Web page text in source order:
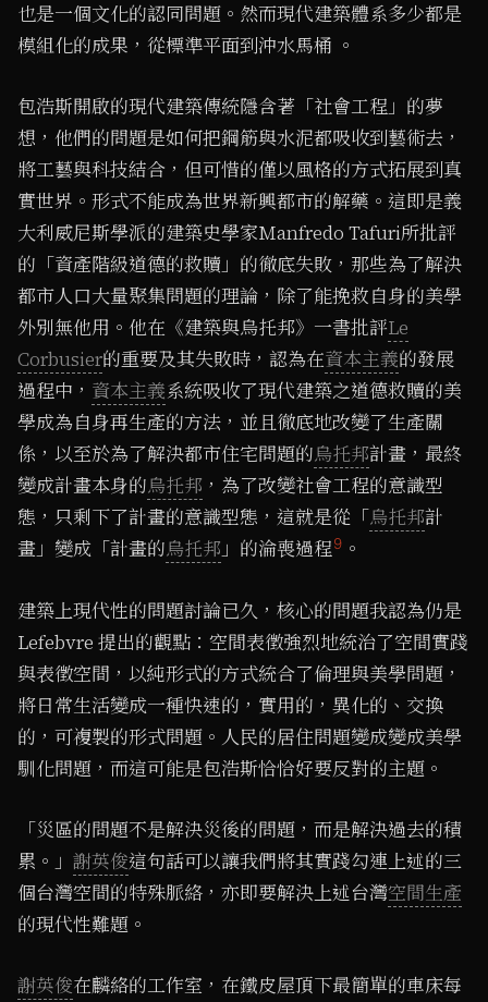
也是一個文化的認同問題。然而現代建築體系多少都是
模組化的成果，從標準平面到沖水馬桶 。
包浩斯開啟的現代建築傳統隱含著「社會工程」的夢
想，他們的問題是如何把鋼筋與水泥都吸收到藝術去，
將工藝與科技結合，但可惜的僅以風格的方式拓展到真
實世界。形式不能成為世界新興都市的解藥。這即是義
大利威尼斯學派的建築史學家Manfredo Tafuri所批評
的「資產階級道德的救贖」的徹底失敗，那些為了解決
都市人口大量聚集問題的理論，除了能挽救自身的美學
外別無他用。他在《建築與烏托邦》一書批評Le
Corbusier的重要及其失敗時，認為在資本主義的發展
過程中， 資本主義系統吸收了現代建築之道德救贖的美
學成為自身再生產的方法，並且徹底地改變了生產關
係，以至於為了解決都市住宅問題的烏托邦計畫，最終
變成計畫本身的烏托邦 ，為了改變社會工程的意識型
態，只剩下了計畫的意識型態，這就是從「烏托邦計
畫」變成「計畫的烏托邦」的淪喪過程9 。
建築上現代性的問題討論已久，核心的問題我認為仍是
Lefebvre 提出的觀點：空間表徵強烈地統治了空間實踐
與表徵空間，以純形式的方式統合了倫理與美學問題，
將日常生活變成一種快速的，實用的，異化的、交換
的，可複製的形式問題。人民的居住問題變成變成美學
馴化問題，而這可能是包浩斯恰恰好要反對的主題。
「災區的問題不是解決災後的問題，而是解決過去的積
累。」 謝英俊這句話可以讓我們將其實踐勾連上述的三
個台灣空間的特殊脈絡，亦即要解決上述台灣空間生產
的現代性難題。
謝英俊在麟絡的工作室，在鐵皮屋頂下最簡單的車床每